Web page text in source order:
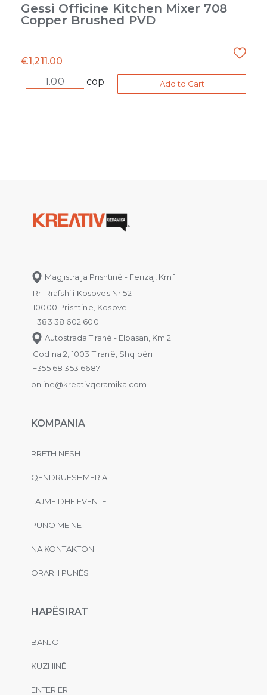
Gessi Officine Kitchen Mixer 708
Copper Brushed PVD
€1,211.00
cop
Add to Cart
Magjistralja Prishtinë - Ferizaj, Km 1
Rr. Rrafshi i Kosovës Nr.52
10000 Prishtinë, Kosovë
+383 38 602 600
Autostrada Tiranë - Elbasan, Km 2
Godina 2, 1003 Tiranë, Shqipëri
+355 68 353 6687
online@kreativqeramika.com
KOMPANIA
RRETH NESH
QËNDRUESHMËRIA
LAJME DHE EVENTE
PUNO ME NE
NA KONTAKTONI
ORARI I PUNËS
HAPËSIRAT
BANJO
KUZHINË
ENTERIER